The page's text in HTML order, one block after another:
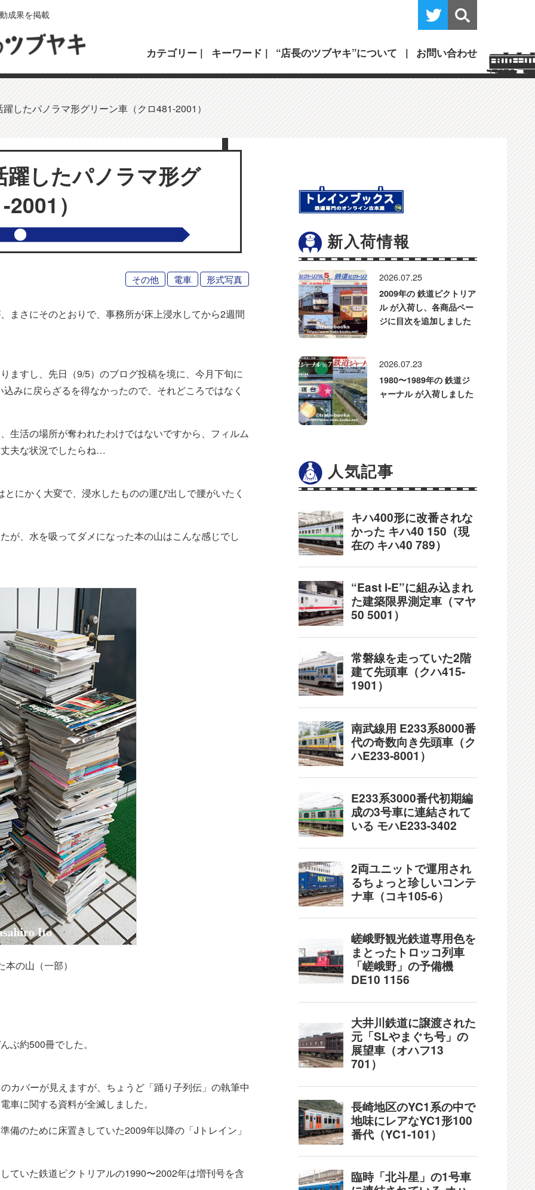
成果を掲載
カテゴリー キーワード “店長のツブヤキ”について お問い合わせ
したパノラマ形グリーン車（クロ481-2001）
したパノラマ形グ
）
その他 電車 形式写真
まさにそのとおりで、事務所が床上浸水してから2週間
ますし、先日（9/5）のブログ投稿を境に、今月下旬に
込みに戻らざるを得なかったので、それどころではなく
生活の場所が奪われたわけではないですから、フィルム
夫な状況でしたらね…
にかく大変で、浸水したものの運び出しで腰がいたく
が、水を吸ってダメになった本の山はこんな感じでし
本の山（一部）
ぶ約500冊でした。
カバーが見えますが、ちょうど「踊り子列伝」の執筆中
車に関する資料が全滅しました。
備のために床置きしていた2009年以降の「Jトレイン」
ていた鉄道ピクトリアルの1990〜2002年は増刊号を含
新入荷情報
2026.07.25
2009年の 鉄道ピクトリア
ル が入荷し、各商品ペー
ジに目次を追加しました
2026.07.23
1980〜1989年の 鉄道ジ
ャーナル が入荷しました
人気記事